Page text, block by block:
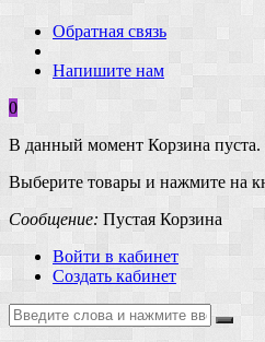
Обратная связь
Напишите нам
0
В данный момент Корзина пуста.
Выберите товары и нажмите на
Сообщение: Пустая Корзина
Войти в кабинет
Создать кабинет